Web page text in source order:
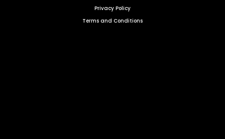
Privacy Policy
Terms and Conditions